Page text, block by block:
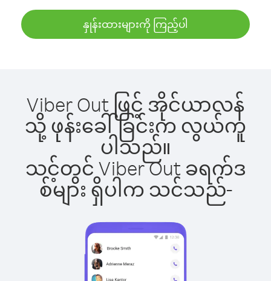
နှုန်းထားများကို ကြည့်ပါ
Viber Out ဖြင့် အိုင်ယာလန်
သို့ ဖုန်းခေါ်ခြင်းက လွယ်ကူ
ပါသည်။
သင့်တွင် Viber Out ခရက်ဒ
စ်များ ရှိပါက သင်သည်-